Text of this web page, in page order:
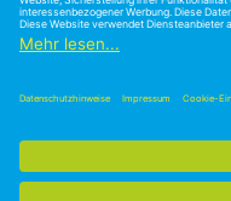
3,59 €